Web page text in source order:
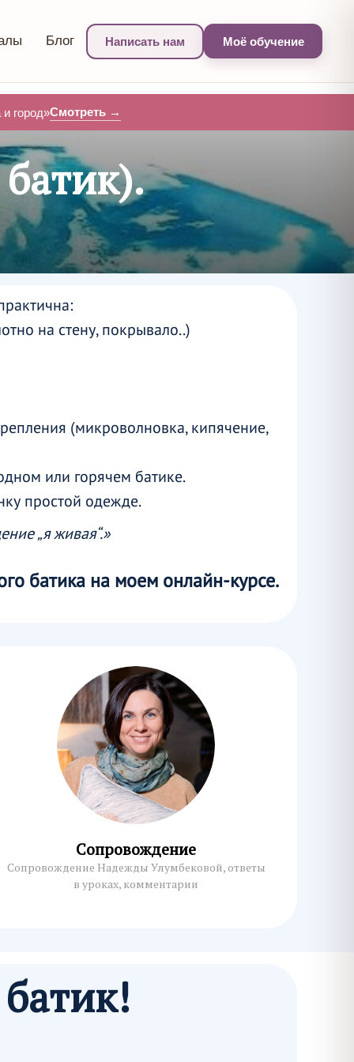
Блог Написать нам Моё обучение
город»Смотреть →
на стену, покрывало..)
(микроволновка, кипячение,
или горячем батике.
простой одежде.
„я живая“.»
батика на моем онлайн-курсе.
Сопровождение
Сопровождение Надежды Улумбековой, ответы
в уроках, комментарии